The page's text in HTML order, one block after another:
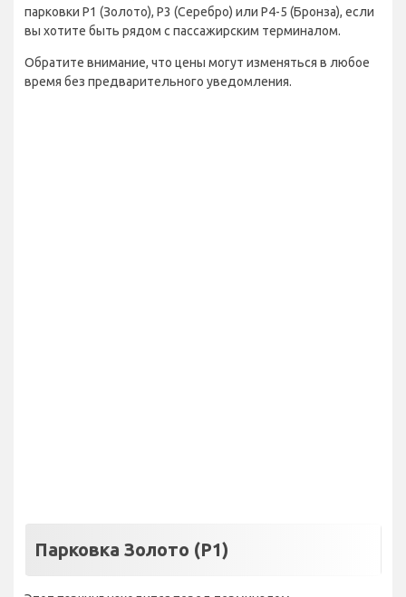
парковки P1 (Золото), P3 (Серебро) или P4-5 (Бронза), если
вы хотите быть рядом с пассажирским терминалом.
Обратите внимание, что цены могут изменяться в любое
время без предварительного уведомления.
Парковка Золото (P1)